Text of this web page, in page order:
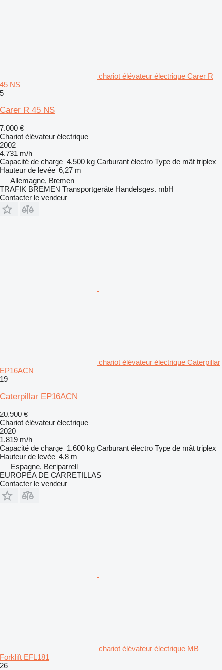
chariot élévateur électrique Carer R
45 NS
5
Carer R 45 NS
7.000 €
Chariot élévateur électrique
2002
4.731 m/h
Capacité de charge 4.500 kg Carburant électro Type de mât triplex
Hauteur de levée 6,27 m
Allemagne, Bremen
TRAFIK BREMEN Transportgeräte Handelsges. mbH
Contacter le vendeur
chariot élévateur électrique Caterpillar
EP16ACN
19
Caterpillar EP16ACN
20.900 €
Chariot élévateur électrique
2020
1.819 m/h
Capacité de charge 1.600 kg Carburant électro Type de mât triplex
Hauteur de levée 4,8 m
Espagne, Beniparrell
EUROPEA DE CARRETILLAS
Contacter le vendeur
chariot élévateur électrique MB
Forklift EFL181
26